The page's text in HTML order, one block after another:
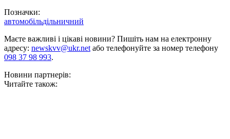
Позначки:
автомобільдільничний
Маєте важливі і цікаві новини? Пишіть нам на електронну
адресу: newskvv@ukr.netабо телефонуйте за номер телефону
098 37 98 993.
Новини партнерів:
Читайте також: